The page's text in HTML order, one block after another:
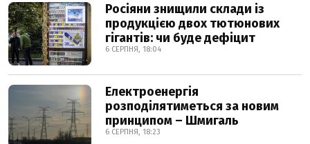
Росіяни знищили склади із
продукцією двох тютюнових
гігантів: чи буде дефіцит
6 СЕРПНЯ, 18:04
Електроенергія
розподілятиметься за новим
принципом – Шмигаль
6 СЕРПНЯ, 18:23